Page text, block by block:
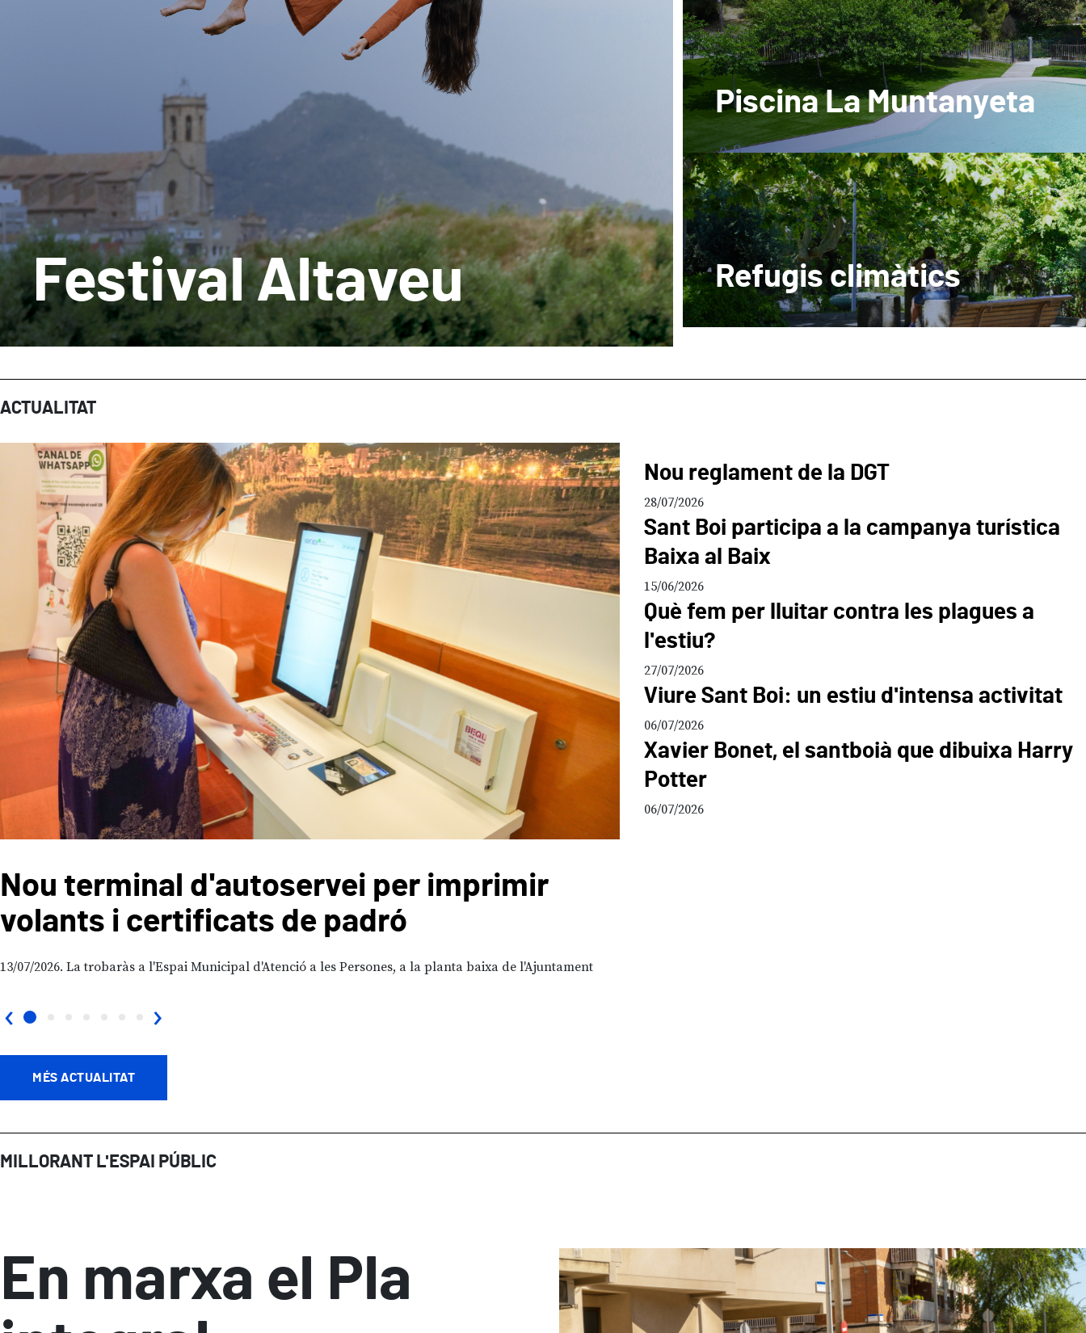
Festival Altaveu
Piscina La Muntanyeta
Refugis climàtics
ACTUALITAT
Nou terminal d'autoservei per imprimir
volants i certificats de padró
13/07/2026 La trobaràs a l'Espai Municipal d'Atenció a les Persones, a la planta baixa de l'Ajuntament
‹ ›
Nou reglament de la DGT
28/07/2026
Sant Boi participa a la campanya turística
Baixa al Baix
15/06/2026
Què fem per lluitar contra les plagues a
l'estiu?
27/07/2026
Viure Sant Boi: un estiu d'intensa activitat
06/07/2026
Xavier Bonet, el santboià que dibuixa Harry
Potter
06/07/2026
MÉS ACTUALITAT
MILLORANT L'ESPAI PÚBLIC
En marxa el Pla